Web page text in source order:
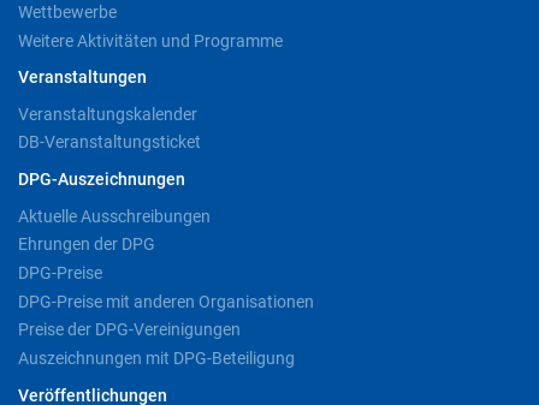
Wettbewerbe
Weitere Aktivitäten und Programme
Veranstaltungen
Veranstaltungskalender
DB-Veranstaltungsticket
DPG-Auszeichnungen
Aktuelle Ausschreibungen
Ehrungen der DPG
DPG-Preise
DPG-Preise mit anderen Organisationen
Preise der DPG-Vereinigungen
Auszeichnungen mit DPG-Beteiligung
Veröffentlichungen